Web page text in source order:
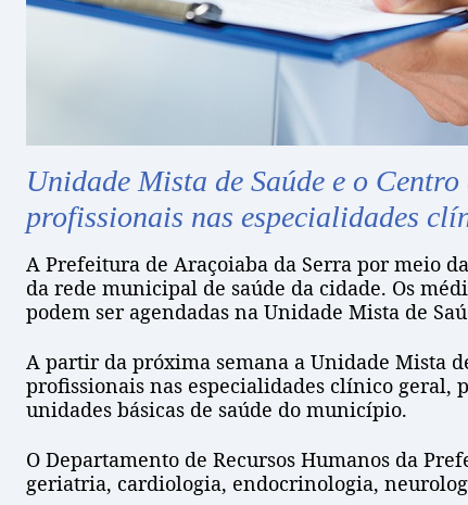
Unidade Mista de Saúde e o
profissionais nas especialidades
A Prefeitura de Araçoiaba da Serra por meio
da rede municipal de saúde da cidade. Os
podem ser agendadas na Unidade Mista de
A partir da próxima semana a Unidade Mista
profissionais nas especialidades clínico geral,
unidades básicas de saúde do município.
O Departamento de Recursos Humanos da
geriatria, cardiologia, endocrinologia,